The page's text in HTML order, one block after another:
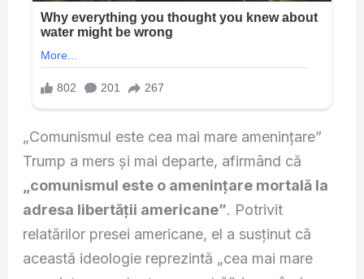
„Comunismul este cea mai mare amenințare”
Trump a mers și mai departe, afirmând că
„comunismul este o amenințare mortală la
adresa libertății americane”. Potrivit
relatărilor presei americane, el a susținut că
această ideologie reprezintă „cea mai mare